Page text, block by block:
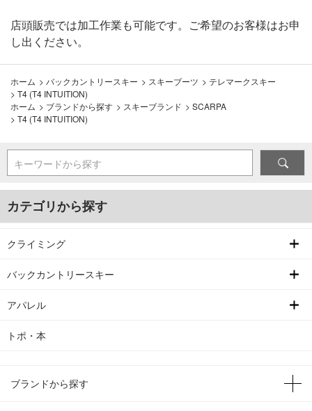
店頭販売では加工作業も可能です。ご希望のお客様はお申
し出ください。
ホーム > バックカントリースキー > スキーブーツ > テレマークスキー
> T4 (T4 INTUITION)
ホーム > ブランドから探す > スキーブランド > SCARPA
> T4 (T4 INTUITION)
キーワードから探す
カテゴリから探す
クライミング
バックカントリースキー
アパレル
トポ・本
ブランドから探す